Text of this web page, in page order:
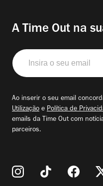
A Time Out na
Insira
o
seu
Ao inserir o seu email
Utilização e Política de
emails da Time Out com
parceiros.